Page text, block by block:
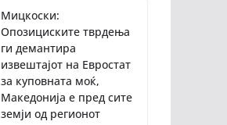
Мицкоски:
Опозициските тврдења
ги демантира
извештајот на Евростат
за куповната моќ,
Македонија е пред сите
земји од регионот